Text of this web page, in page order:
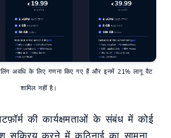
अवधि के लिए गणना किए गए हैं और इनमें 21% लागू वैट
शामिल नहीं है।
की कार्यक्षमताओं के संबंध में कोई
करने में कठिनाई का सामना